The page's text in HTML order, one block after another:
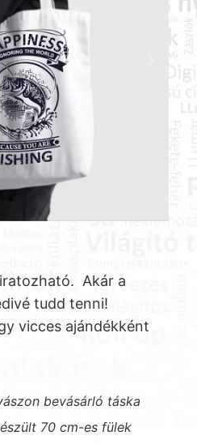
Akár a
tudd tenni!
vicces ajándékként
bevásárló táska
70 cm-es fülek